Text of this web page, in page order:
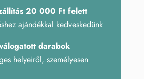
20 000 Ft felett
ajándékkal kedveskedünk
darabok
helyeiről, személyesen